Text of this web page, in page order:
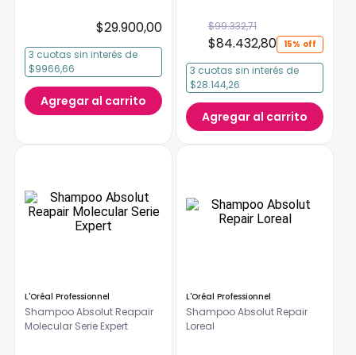
$29.900,00
3 cuotas sin interés de
$9966,66
Agregar al carrito
15%
$99.332,71
$84.432,80
3 cuotas sin interés de
$28.144,26
Agregar al carrito
L'Oréal Professionnel
Shampoo Absolut Reapair
Molecular Serie Expert
L'Oréal Professionnel
Shampoo Absolut Repair
Loreal